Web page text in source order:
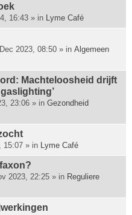
16:43 » in Lyme Café
2023, 08:50 » in Algemeen
Machte­loosheid drijft
23:06 » in Gezondheid
15:07 » in Lyme Café
2023, 22:25 » in Reguliere